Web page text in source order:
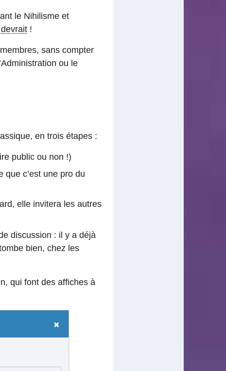
le Nihilisme et
!
sans compter
ou le
en trois étapes :
public ou non !)
que c’est une pro du
elle invitera les autres
discussion : il y a déjà
bien, chez les
qui font des affiches à